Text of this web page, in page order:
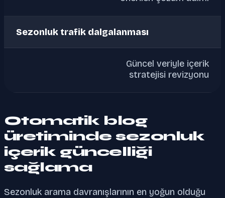
Sezonluk trafik dalgalanması
Güncel veriyle içerik
stratejisi revizyonu
Otomatik blog
üretiminde sezonluk
içerik güncelliği
sağlama
Sezonluk arama davranışlarının en yoğun olduğu